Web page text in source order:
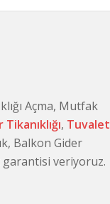
Açma, Mutfak
, Tuvalet
Balkon Gider
veriyoruz.